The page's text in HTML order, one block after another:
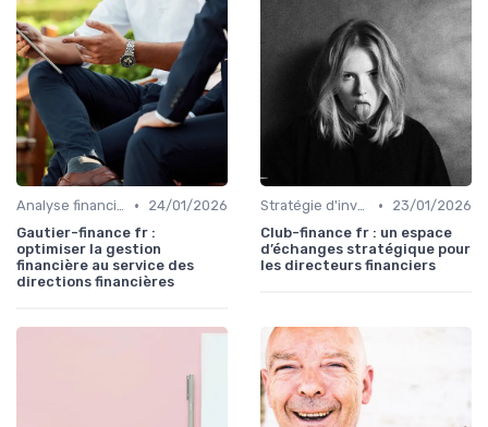
Analyse financière •
24/01/2026
Gautier-finance fr :
optimiser la gestion
financière au service des
directions financières
Stratégie d'investissement •
23/01/2026
Club-finance fr : un espace
d’échanges stratégique pour
les directeurs financiers